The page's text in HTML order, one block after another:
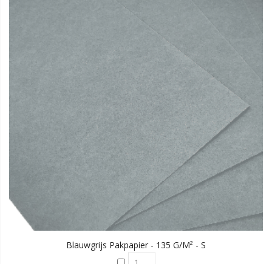
Blauwgrijs Pakpapier - 135 G/m² - S